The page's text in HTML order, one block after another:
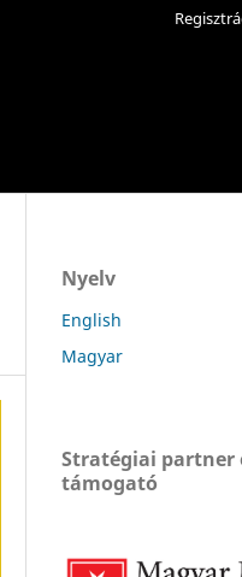
Nyelv
English
Magyar
Stratégiai partner
támogató